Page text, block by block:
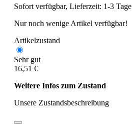
Sofort verfügbar, Lieferzeit: 1-3 Tage
Nur noch wenige Artikel verfügbar!
Artikelzustand
Sehr gut
16,51 €
Weitere Infos zum Zustand
Unsere Zustandsbeschreibung